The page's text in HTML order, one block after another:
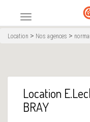
Menu principal
Location > Nos agences >
Location
BRAY